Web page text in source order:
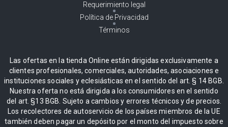
Requerimiento legal
Política de Privacidad
Términos
Las ofertas en la tienda Online están dirigidas exclusivamente a
clientes profesionales, comerciales, autoridades, asociaciones e
instituciones sociales y eclesiásticas en el sentido del art. § 14 BGB.
Nuestra oferta no está dirigida a los consumidores en el sentido
del art. §13 BGB. Sujeto a cambios y errores técnicos y de precios.
Los recolectores de autoservicio de los países miembros de la UE
también deben pagar un depósito por el monto del impuesto sobre